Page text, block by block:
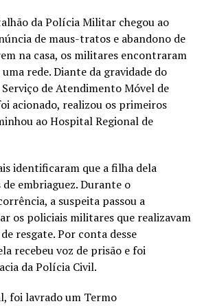
da Polícia Militar chegou ao
de maus-tratos e abandono de
na casa, os militares encontraram
rede. Diante da gravidade do
Serviço de Atendimento Móvel de
acionado, realizou os primeiros
ao Hospital Regional de
identificaram que a filha dela
embriaguez. Durante o
a suspeita passou a
os policiais militares que realizavam
resgate. Por conta desse
recebeu voz de prisão e foi
da Polícia Civil.
foi lavrado um Termo